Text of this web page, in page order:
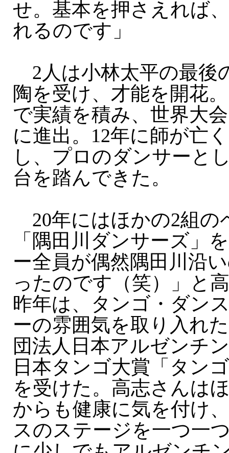
せ。基本を押さえれば
れるのです」
2人は小林太平の最後
陶を受け、才能を開花
で実績を積み、世界大
に進出。12年に師が亡
し、プロのダンサーと
台を踏んできた。
20年にはほかの2組の
「隅田川ダンサーズ」
ー全員が偶然隅田川沿
ったのです（笑）」と
昨年は、タンゴ・ダン
ーの雰囲気を取り入れ
団法人日本アルゼンチ
日本タンゴ大賞「タン
を受けた。高志さんは
からも健康に気を付け
スのステージを一つ一